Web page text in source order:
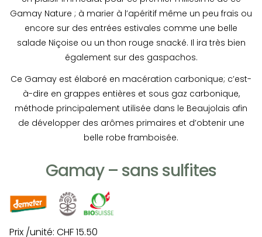
Gamay Nature ; à marier à l’apéritif même un peu frais ou
encore sur des entrées estivales comme une belle
salade Niçoise ou un thon rouge snacké. Il ira très bien
également sur des gaspachos.
Ce Gamay est élaboré en macération carbonique; c’est-
à-dire en grappes entières et sous gaz carbonique,
méthode principalement utilisée dans le Beaujolais afin
de développer des arômes primaires et d’obtenir une
belle robe framboisée.
Gamay – sans sulfites
Prix /unité: CHF 15.50